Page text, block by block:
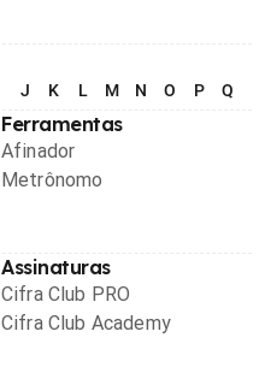
J K L M N O P Q
Ferramentas
Afinador
Metrônomo
Assinaturas
Cifra Club PRO
Cifra Club Academy